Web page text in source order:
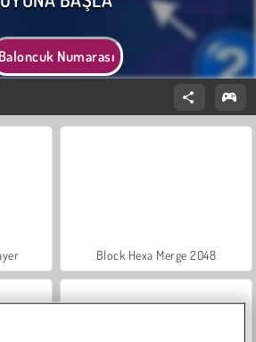
Baloncuk Numarası
Block Hexa Merge 2048